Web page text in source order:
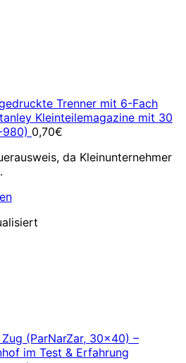
Trenner mit 6-Fach
Kleinteilemagazine mit 30
980) 0,70€
da Kleinunternehmer
(ParNarZar, 30×40) –
im Test & Erfahrung